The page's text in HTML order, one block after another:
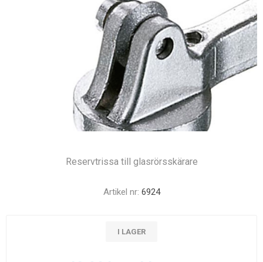
Reservtrissa till glasrörsskärare
Artikel nr: 6924
I LAGER